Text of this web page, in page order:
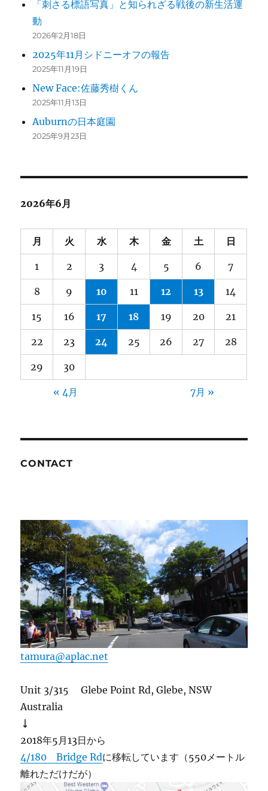
「刺さる標語写真」と知られざる戦後の新生活運
動
2026年2月18日
2025年11月シドニーオフの報告
2025年11月19日
New Face:佐藤秀樹くん
2025年11月13日
Auburnの日本庭園
2025年9月23日
2026年6月
月 火 水 木 金 土 日
1 2 3 4 5 6 7
8 9 10 11 12 13 14
15 16 17 18 19 20 21
22 23 24 25 26 27 28
29 30
« 4月 7月 »
CONTACT
tamura@aplac.net
Unit 3/315 Glebe Point Rd, Glebe, NSW
Australia
↓
2018年5月13日から
4/180 Bridge Rdに移転しています（550メートル
離れただけだが）